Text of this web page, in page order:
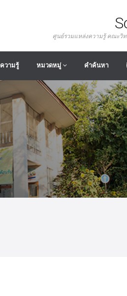
ศูนย์รวมแหล่งความรู้ คณะวิ
วามรู้ หมวดหมู่ คำค้นหา